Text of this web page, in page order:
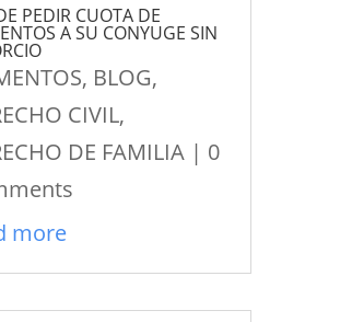
PEDIR CUOTA DE
A SU CONYUGE SIN
, BLOG,
CIVIL,
DE FAMILIA| 0
more